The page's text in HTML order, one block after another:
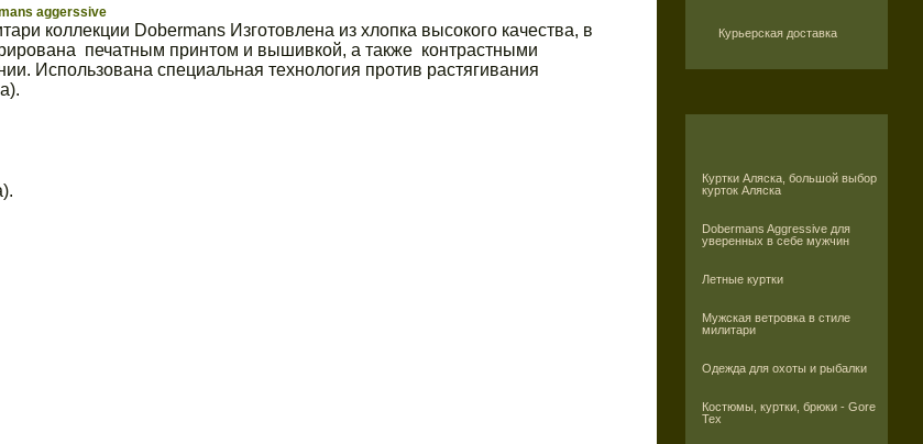
Курьерская доставка
Куртки Аляска, большой выбор
курток Аляска
Dobermans Aggressive для
уверенных в себе мужчин
Летные куртки
Мужская ветровка в стиле
милитари
Одежда для охоты и рыбалки
Костюмы, куртки, брюки - Gore
Tex
aggerssive
коллекции Dobermans Изготовлена из хлопка высокого качества, в
печатным принтом и вышивкой, а также контрастными
Использована специальная технология против растягивания